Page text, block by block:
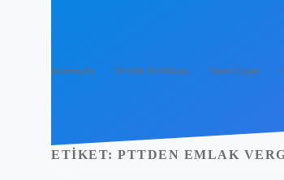
Anasayfa Gizlilik Politikası Yasal Uyarı
ETIKET: PTTDEN EMLAK